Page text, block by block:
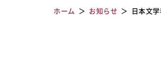
ホーム お知らせ 日本文